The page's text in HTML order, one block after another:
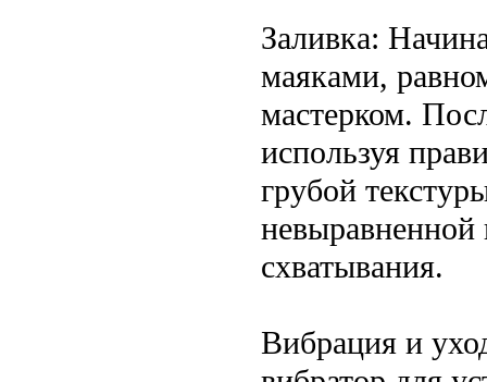
Заливка:
маяками,
мастерком.
используя
грубой
невыравненной
схватывания.
Вибрация и